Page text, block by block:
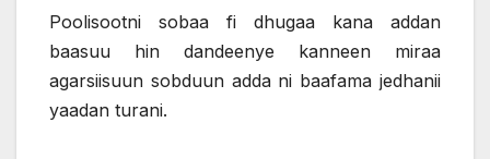
Poolisootni sobaa fi dhugaa kana addan
baasuu hin dandeenye kanneen miraa
agarsiisuun sobduun adda ni baafama jedhanii
yaadan turani.